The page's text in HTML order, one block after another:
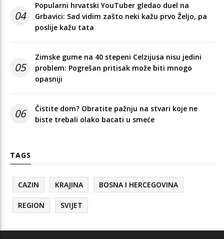
04
Popularni hrvatski YouTuber gledao duel na
Grbavici: Sad vidim zašto neki kažu prvo Željo, pa
poslije kažu tata
05
Zimske gume na 40 stepeni Celzijusa nisu jedini
problem: Pogrešan pritisak može biti mnogo
opasniji
06
Čistite dom? Obratite pažnju na stvari koje ne
biste trebali olako bacati u smeće
TAGS
CAZIN KRAJINA BOSNA I HERCEGOVINA
REGION SVIJET